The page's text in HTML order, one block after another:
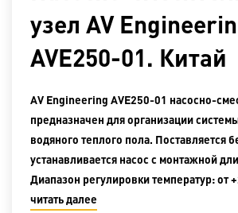
узел AV
AVE250-01. Китай
AV Engineering AVE250-01 насосно-
предназначен для организации
водяного теплого пола. Поставляется
устанавливается насос с монтажной
Диапазон регулировки температур: от
читать далее